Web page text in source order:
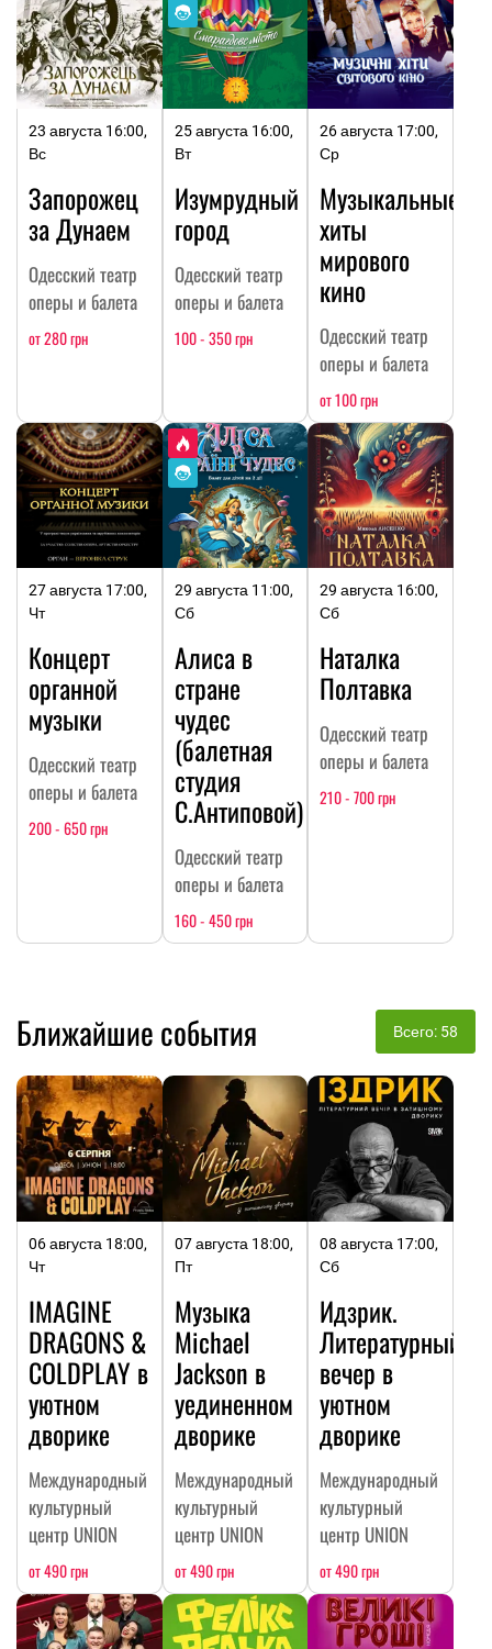
23 августа 16:00,
Вс
Запорожец
за Дунаем
Одесский театр
оперы и балета
от 280 грн
25 августа 16:00,
Вт
Изумрудный
город
Одесский театр
оперы и балета
100 - 350 грн
26 августа 17:00,
Ср
Музыкальные
хиты
мирового
кино
Одесский театр
оперы и балета
от 100 грн
27 августа 17:00,
Чт
Концерт
органной
музыки
Одесский театр
оперы и балета
200 - 650 грн
29 августа 11:00,
Сб
Алиса в
стране
чудес
(балетная
студия
С.Антиповой)
Одесский театр
оперы и балета
160 - 450 грн
29 августа 16:00,
Сб
Наталка
Полтавка
Одесский театр
оперы и балета
210 - 700 грн
Ближайшие события Всего: 58
06 августа 18:00,
Чт
IMAGINE
DRAGONS &
COLDPLAY в
уютном
дворике
Международный
культурный
центр UNION
от 490 грн
07 августа 18:00,
Пт
Музыка
Michael
Jackson в
уединенном
дворике
Международный
культурный
центр UNION
от 490 грн
08 августа 17:00,
Сб
Идзрик.
Литературный
вечер в
уютном
дворике
Международный
культурный
центр UNION
от 490 грн